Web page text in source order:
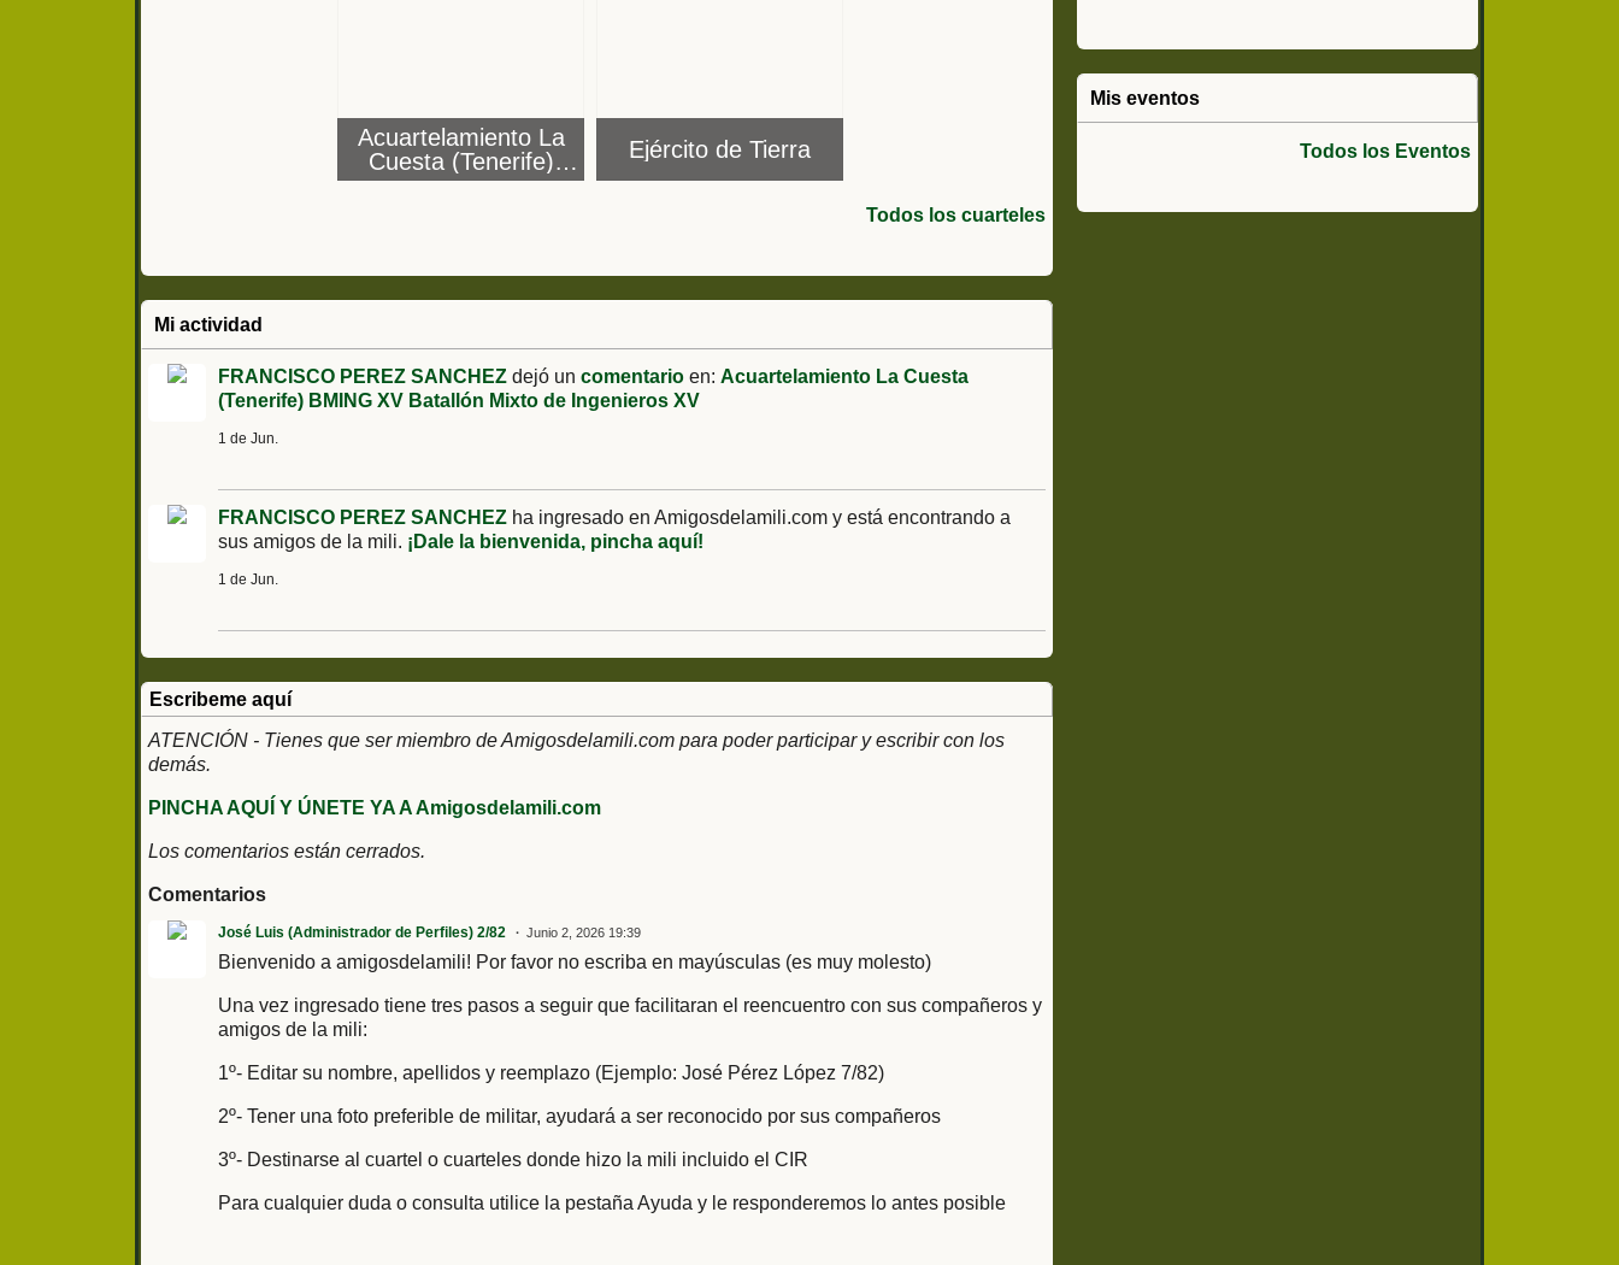
Acuartelamiento La
Cuesta (Tenerife)
BMING XV Batallón
Ejército de Tierra
Todos los cuarteles
Mi actividad
FRANCISCO PEREZ SANCHEZ dejó un comentario en: Acuartelamiento La Cuesta
(Tenerife) BMING XV Batallón Mixto de Ingenieros XV
1 de Jun.
FRANCISCO PEREZ SANCHEZ ha ingresado en Amigosdelamili.com y está encontrando a
sus amigos de la mili. ¡Dale la bienvenida, pincha aquí!
1 de Jun.
Escribeme aquí
ATENCIÓN - Tienes que ser miembro de Amigosdelamili.com para poder participar y escribir con los
demás.
PINCHA AQUÍ Y ÚNETE YA A Amigosdelamili.com
Los comentarios están cerrados.
Comentarios
José Luis (Administrador de Perfiles) 2/82 Junio 2, 2026 19:39
Bienvenido a amigosdelamili! Por favor no escriba en mayúsculas (es muy molesto)
Una vez ingresado tiene tres pasos a seguir que facilitaran el reencuentro con sus compañeros y
amigos de la mili:
1º- Editar su nombre, apellidos y reemplazo (Ejemplo: José Pérez López 7/82)
2º- Tener una foto preferible de militar, ayudará a ser reconocido por sus compañeros
3º- Destinarse al cuartel o cuarteles donde hizo la mili incluido el CIR
Para cualquier duda o consulta utilice la pestaña Ayuda y le responderemos lo antes posible
Mis eventos
Todos los Eventos